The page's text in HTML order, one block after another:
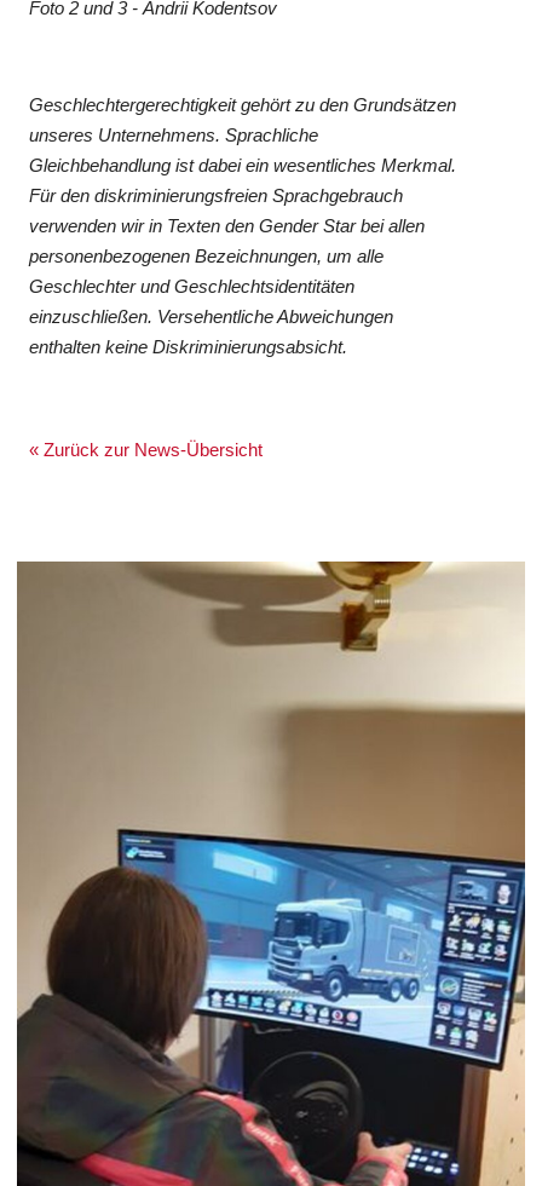
Foto 2 und 3 - Andrii Kodentsov
Geschlechtergerechtigkeit gehört zu den Grundsätzen
unseres Unternehmens. Sprachliche
Gleichbehandlung ist dabei ein wesentliches Merkmal.
Für den diskriminierungsfreien Sprachgebrauch
verwenden wir in Texten den Gender Star bei allen
personenbezogenen Bezeichnungen, um alle
Geschlechter und Geschlechtsidentitäten
einzuschließen. Versehentliche Abweichungen
enthalten keine Diskriminierungsabsicht.
« Zurück zur News-Übersicht